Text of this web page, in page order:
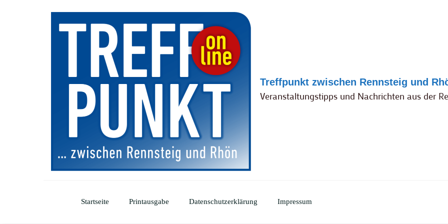
Treffpunkt zwischen Rennsteig und
Veranstaltungstipps und Nachrichten aus der
Startseite Printausgabe Datenschutzerklärung Impressum